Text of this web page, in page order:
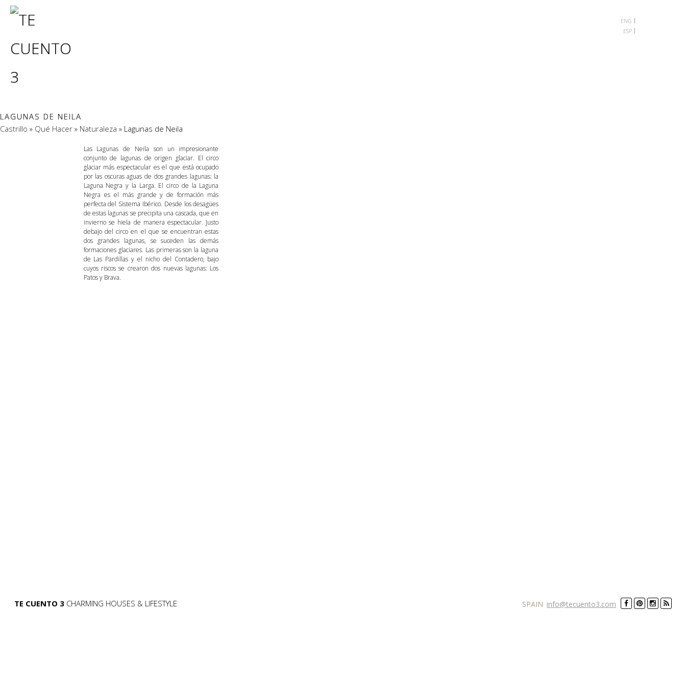
ENG
ESP
LAGUNAS DE NEILA
Castrillo » Qué Hacer » Naturaleza » Lagunas de Neila
Las Lagunas de Neila son un impresionante
conjunto de lagunas de origen glaciar. El circo
glaciar más espectacular es el que está ocupado
por las oscuras aguas de dos grandes lagunas: la
Laguna Negra y la Larga. El circo de la Laguna
Negra es el más grande y de formación más
perfecta del Sistema Ibérico. Desde los desagües
de estas lagunas se precipita una cascada, que en
invierno se hiela de manera espectacular. Justo
debajo del circo en el que se encuentran estas
dos grandes lagunas, se suceden las demás
formaciones glaciares. Las primeras son la laguna
de Las Pardillas y el nicho del Contadero, bajo
cuyos riscos se crearon dos nuevas lagunas: Los
Patos y Brava.
TE CUENTO 3 CHARMING HOUSES & LIFESTYLE SPAIN info@tecuento3.com